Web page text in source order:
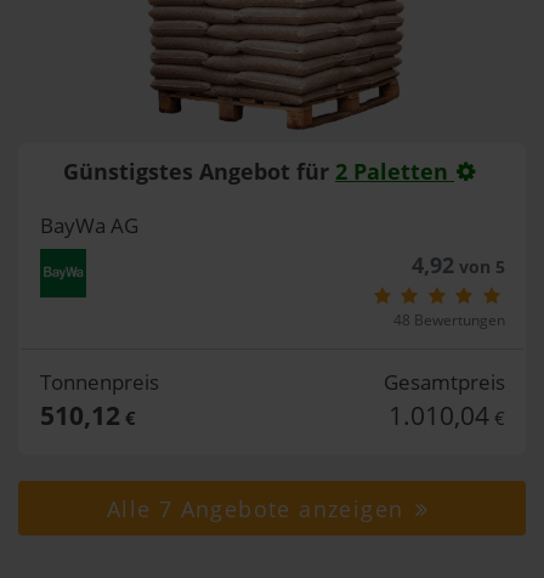
Günstigstes Angebot für 2 Paletten
BayWa AG
4,92von 5
48 Bewertungen
Tonnenpreis
510,12 €
Gesamtpreis
1.010,04 €
Alle 7 Angebote anzeigen